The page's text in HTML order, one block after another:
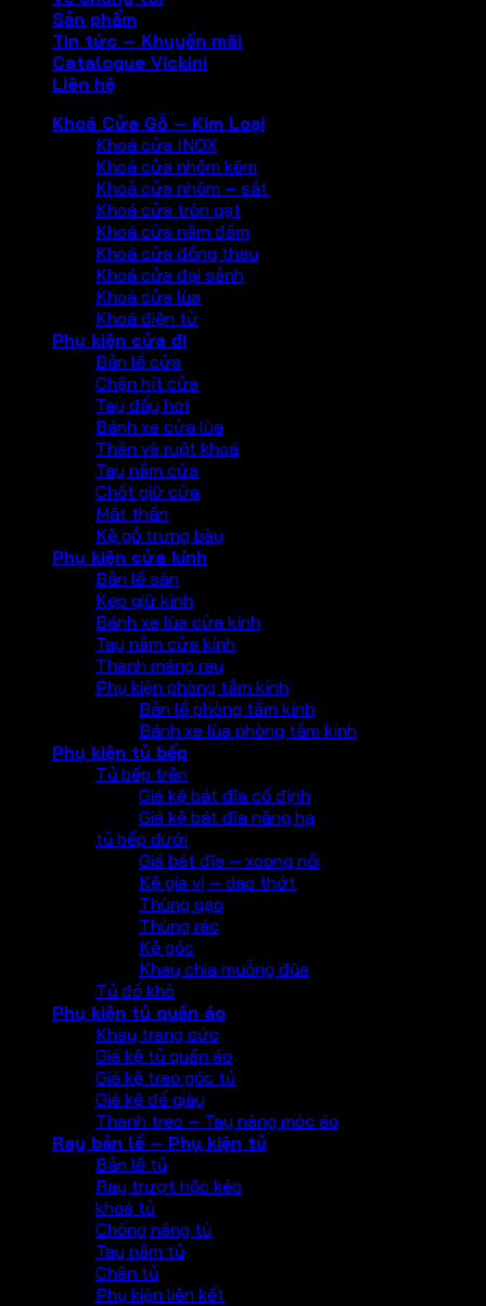
Sản phẩm
Tin tức – Khuyến mãi
Catalogue Vickini
Liên hệ
Khoá Cửa Gỗ – Kim Loại
Khoá cửa INOX
Khoá cửa nhôm kẽm
Khoả cửa nhôm – sắt
Khoá cửa tròn gạt
Khoá cửa nắm đấm
Khoá cửa đồng thau
Khoá cửa đại sảnh
Khoá cửa lùa
Khoá điện tử
Phụ kiện cửa đi
Bản lề cửa
Chặn hít cửa
Tay đẩy hơi
Bánh xe cửa lùa
Thân và ruột khoá
Tay nắm cửa
Chốt giữ cửa
Mắt thần
Kệ gỗ trưng bày
Phụ kiện cửa kính
Bản lề sàn
Kẹp giữ kính
Bánh xe lùa cửa kính
Tay nắm cửa kính
Thanh máng ray
Phụ kiện phòng tắm kính
Bản lề phòng tắm kính
Bánh xe lùa phòng tắm kính
Phụ kiện tủ bếp
Tủ bếp trên
Giá kệ bát đĩa cố định
Giá kệ bát đĩa nâng hạ
tủ bếp dưới
Giá bát đĩa – xoong nồi
Kệ gia vị – dao thớt
Thùng gạo
Thùng rác
Kệ góc
Khay chia muỗng đũa
Tủ đồ khô
Phụ kiện tủ quần áo
Khay trang sức
Giá kệ tủ quần áo
Giá kệ treo góc tủ
Giá kệ để giày
Thanh treo – Tay nâng móc áo
Ray bản lề – Phụ kiện tủ
Bản lề tủ
Ray trượt hộc kéo
khoá tủ
Chống nâng tủ
Tay nắm tủ
Chân tủ
Phụ kiện liên kết